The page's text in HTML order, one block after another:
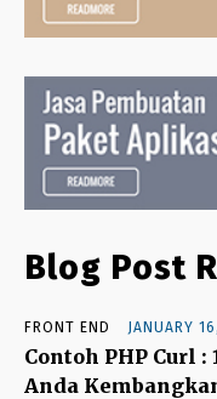
Blog Post
FRONT END JANUARY
Contoh PHP Curl
Anda